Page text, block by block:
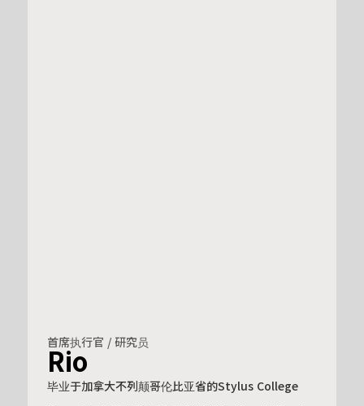
首席执行官 / 研究员
Rio
毕业于加拿大不列颠哥伦比亚省的Stylus College